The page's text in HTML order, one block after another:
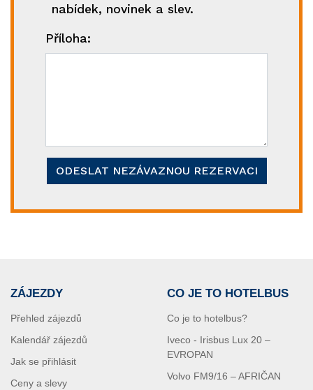
nabídek, novinek a slev.
Příloha:
ODESLAT NEZÁVAZNOU REZERVACI
ZÁJEZDY
Přehled zájezdů
Kalendář zájezdů
Jak se přihlásit
Ceny a slevy
CO JE TO HOTELBUS
Co je to hotelbus?
Iveco - Irisbus Lux 20 –
EVROPAN
Volvo FM9/16 – AFRIČAN